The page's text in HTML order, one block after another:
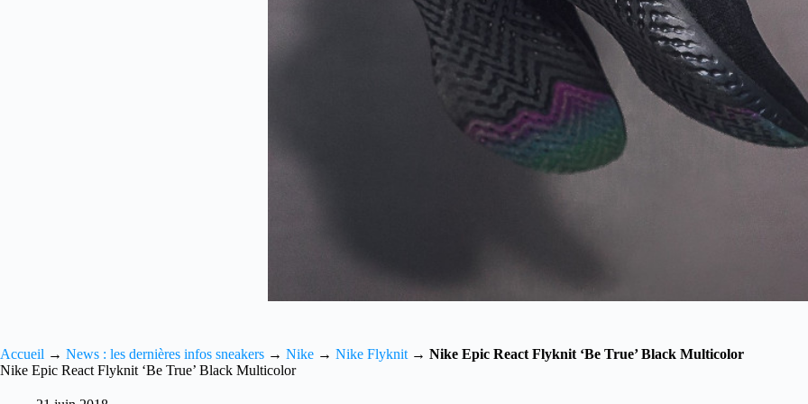
Accueil → News : les dernières infos sneakers → Nike → Nike Flyknit → Nike Epic React Flyknit ‘Be True’ Black Multicolor
Nike Epic React Flyknit ‘Be True’ Black Multicolor